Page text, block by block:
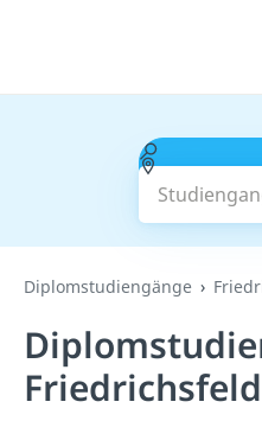
Diplomstudiengänge